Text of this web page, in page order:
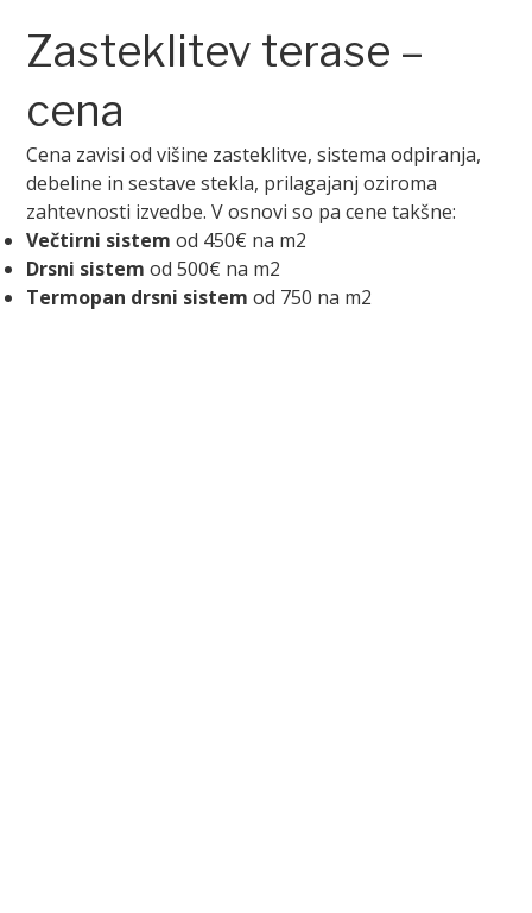
Zasteklitev terase –
cena
Cena zavisi od višine zasteklitve, sistema odpiranja,
debeline in sestave stekla, prilagajanj oziroma
zahtevnosti izvedbe. V osnovi so pa cene takšne:
Večtirni sistem od 450€ na m2
Drsni sistem od 500€ na m2
Termopan drsni sistem od 750 na m2